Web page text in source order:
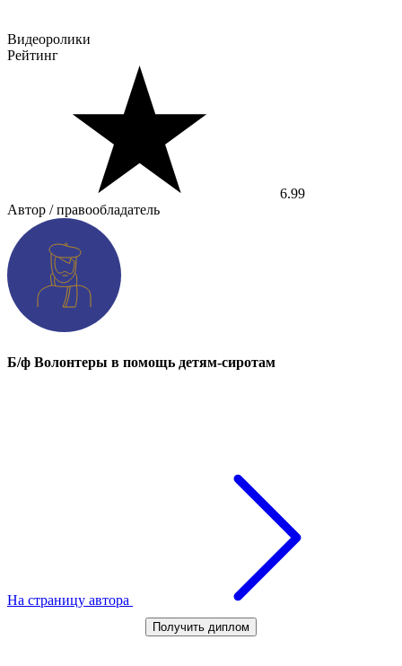
Видеоролики
Рейтинг
6.99
Автор / правообладатель
Б/ф Волонтеры в помощь детям-сиротам
На страницу автора
Получить диплом